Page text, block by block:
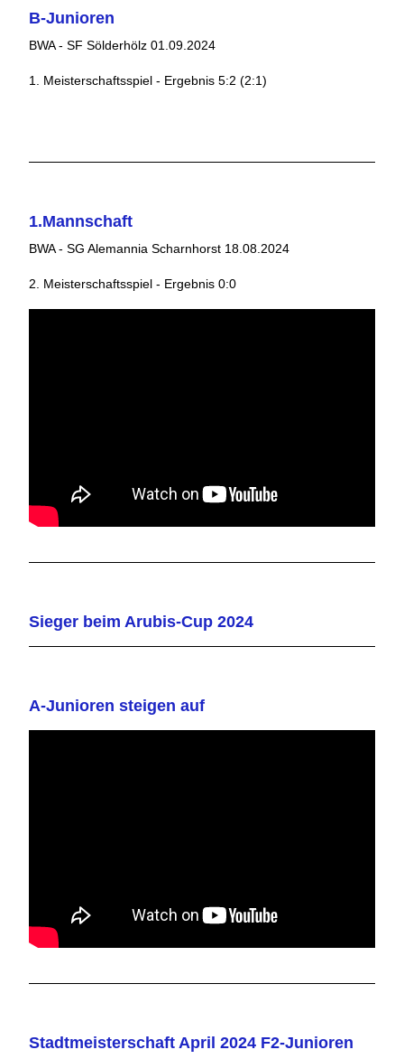
B-Junioren
BWA - SF Sölderhölz 01.09.2024
1. Meisterschaftsspiel - Ergebnis 5:2 (2:1)
1.Mannschaft
BWA - SG Alemannia Scharnhorst 18.08.2024
2. Meisterschaftsspiel - Ergebnis 0:0
Sieger beim Arubis-Cup 2024
A-Junioren steigen auf
Stadtmeisterschaft April 2024 F2-Junioren